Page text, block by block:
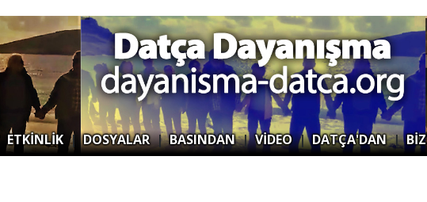
ETKİNLİK |DOSYALAR|BASINDAN|VİDEO|DATÇA'DAN|BİZ